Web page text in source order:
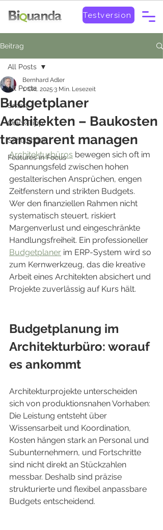
Testversion
Beitrag
All Posts
Smart
Quick-Tipp
Schulungen
Features in Focus
All Posts
Budgetplaner
Architekten – Baukosten
transparent managen
Bernhard Adler
1. Okt. 2025 3 Min. Lesezeit
Architekturbüros bewegen sich oft im
Spannungsfeld zwischen hohen
gestalterischen Ansprüchen, engen
Zeitfenstern und strikten Budgets.
Wer den finanziellen Rahmen nicht
systematisch steuert, riskiert
Margenverlust und eingeschränkte
Handlungsfreiheit. Ein professioneller
Budgetplaner im ERP-System wird so
zum Kernwerkzeug, das die kreative
Arbeit eines Architekten absichert und
Projekte zuverlässig auf Kurs hält.
Budgetplanung im
Architekturbüro: worauf
es ankommt
Architekturprojekte unterscheiden
sich von produktionsnahen Vorhaben:
Die Leistung entsteht über
Wissensarbeit und Koordination,
Kosten hängen stark an Personal und
Subunternehmern, und Fortschritte
sind nicht direkt an Stückzahlen
messbar. Deshalb sind präzise
strukturierte und flexibel anpassbare
Budgets entscheidend.